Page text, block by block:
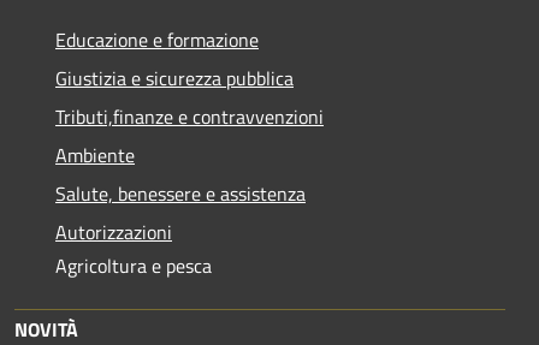
Educazione e formazione
Giustizia e sicurezza pubblica
Tributi,finanze e contravvenzioni
Ambiente
Salute, benessere e assistenza
Autorizzazioni
Agricoltura e pesca
NOVITÀ